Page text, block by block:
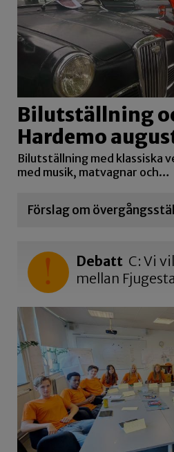
Bilutställning
Hardemo
Bilutställning med klassiska
med musik, matvagnar och…
Förslag om
Debatt C: Vi
mellan